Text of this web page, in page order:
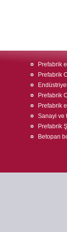
Prefabrik
Prefabrik
Prefabrik
Prefabrik
Sanayi ve
Prefabrik
Betopan